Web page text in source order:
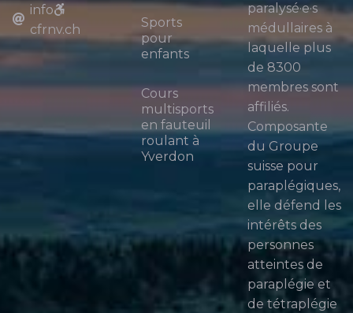
info
cfrnv.ch
Sports
pour
enfants
Cours
multisports
en fauteuil
roulant à
Yverdon
paralysé·e·s
médullaires à
laquelle plus
de 8300
membres sont
affiliés.
Composante
du Groupe
suisse pour
paraplégiques,
elle défend les
intérêts des
personnes
atteintes de
paraplégie et
de tétraplégie